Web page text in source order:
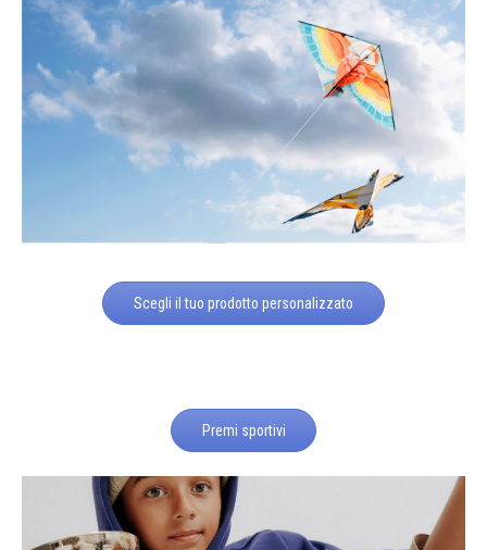
Scegli il tuo prodotto personalizzato
Premi sportivi